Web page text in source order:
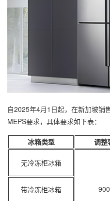
自2025年4月1日起，在新加坡销
MEPS要求，具体要求如下表：
冰箱类型 调整
无冷冻柜冰箱
带冷冻柜冰箱